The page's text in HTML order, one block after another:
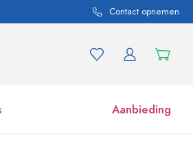
Contact opnemen
Aanbieding